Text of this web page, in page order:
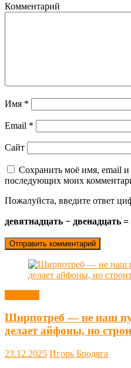
Комментарий
Имя *
Email *
Сайт
Сохранить моё имя, email и
последующих моих
Пожалуйста, введите ответ
девятнадцать − двенадцать =
Ширпотреб — не наш
делает айфоны, но
23.12.2025 Игорь Бродяга